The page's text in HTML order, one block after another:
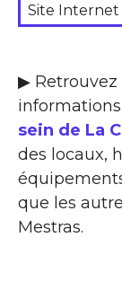
Site Internet
▶ Retrouvez
sein de La
des locaux,
que les
Mestras.